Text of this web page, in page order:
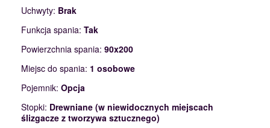
Uchwyty: Brak
Funkcja spania: Tak
Powierzchnia spania: 90x200
Miejsc do spania: 1 osobowe
Pojemnik: Opcja
Stopki: Drewniane (w niewidocznych miejscach
ślizgacze z tworzywa sztucznego)